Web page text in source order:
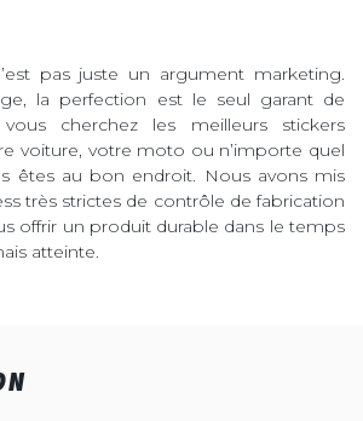
pas juste un argument marketing.
la perfection est le seul garant de
cherchez les meilleurs stickers
voiture, votre moto ou n’importe quel
êtes au bon endroit. Nous avons mis
très strictes de contrôle de fabrication
offrir un produit durable dans le temps
atteinte.